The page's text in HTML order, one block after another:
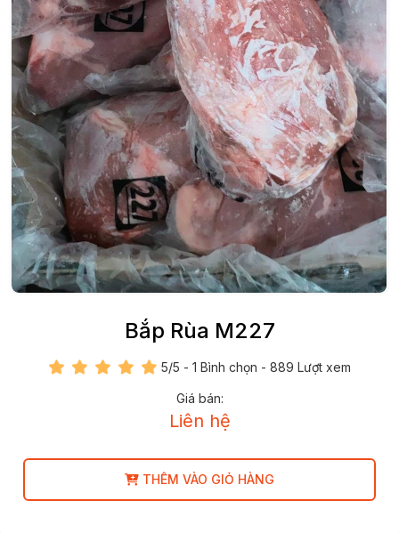
Bắp Rùa M227
5/5 - 1 Bình chọn - 889 Lượt xem
Giá bán:
Liên hệ
THÊM VÀO GIỎ HÀNG